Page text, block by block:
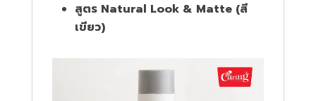
สูตร Natural Look & Matte (สี
เขียว)